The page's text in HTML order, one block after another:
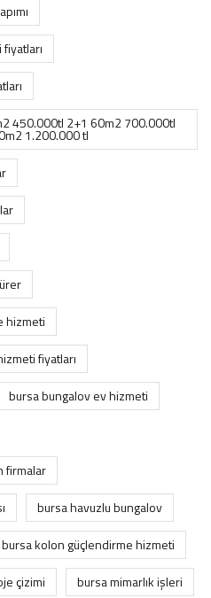
450.000tl 2+1 60m2 700.000tl
1.200.000 tl
hizmeti
fiyatları
bursa bungalov ev hizmeti
firmalar
bursa havuzlu bungalov
bursa kolon güçlendirme hizmeti
çizimi
bursa mimarlık i̇şleri